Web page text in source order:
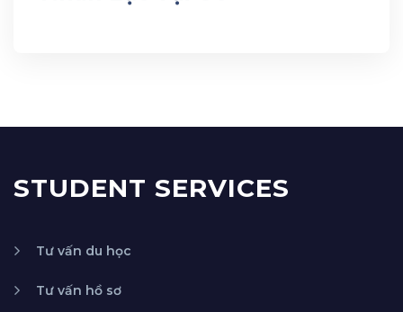
STUDENT SERVICES
Tư vấn du học
Tư vấn hồ sơ